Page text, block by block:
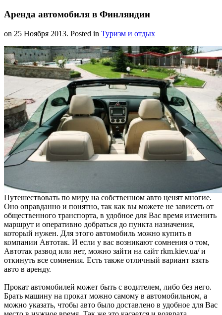
Аренда автомобиля в Финляндии
on 25 Ноября 2013. Posted in Туризм и отдых
Путешествовать по миру на собственном авто ценят многие.
Оно оправданно и понятно, так как вы можете не зависеть от
общественного транспорта, в удобное для Вас время изменить
маршрут и оперативно добраться до пункта назначения,
который нужен. Для этого автомобиль можно купить в
компании Автотак. И если у вас возникают сомнения о том,
Автотак развод или нет, можно зайти на сайт rkm.kiev.ua/ и
откинуть все сомнения. Есть также отличный вариант взять
авто в аренду.
Прокат автомобилей может быть с водителем, либо без него.
Брать машину на прокат можно самому в автомобильном, а
можно указать, чтобы авто было доставлено в удобное для Вас